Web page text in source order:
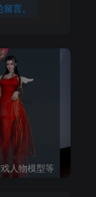
言。
人物模型等